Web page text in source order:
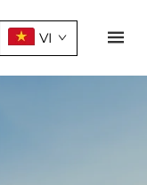
VI